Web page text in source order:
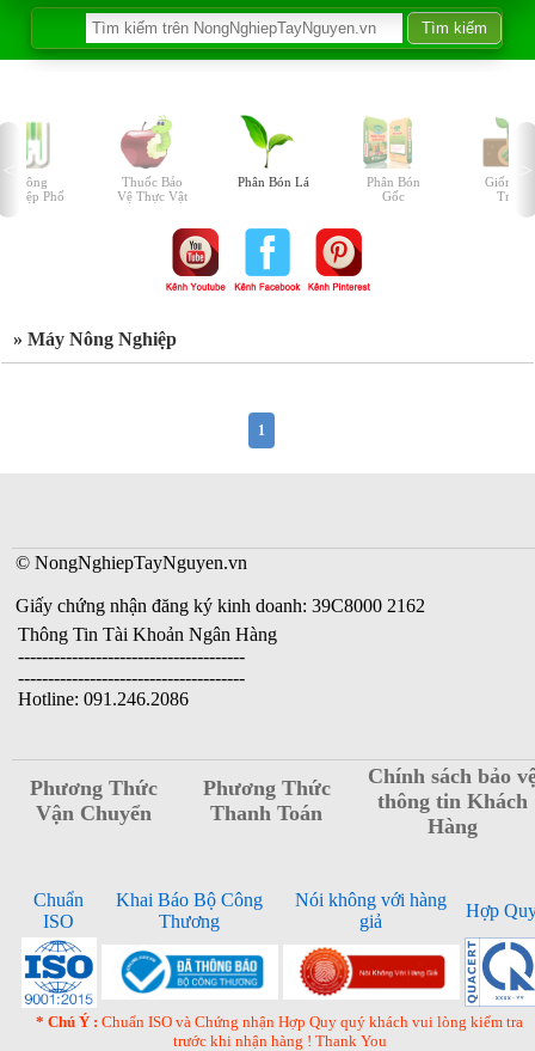
Nông
Nghiệp Phố
Thuốc Bảo
Vệ Thực Vật
Phân Bón Lá
Phân Bón
Gốc
Giống
Trồng
» Máy Nông Nghiệp
1
© NongNghiepTayNguyen.vn
Giấy chứng nhận đăng ký kinh doanh: 39C8000 2162
Thông Tin Tài Khoản Ngân Hàng
--------------------------------------
--------------------------------------
Hotline: 091.246.2086
Phương Thức
Vận Chuyển
Phương Thức
Thanh Toán
Chính sách bảo
thông tin Khách
Hàng
Chuẩn
ISO
Khai Báo Bộ Công
Thương
Nói không với hàng
giả
Hợp
* Chú Ý : Chuẩn ISO và Chứng nhận Hợp Quy quý khách vui lòng kiểm tra
trước khi nhận hàng ! Thank You